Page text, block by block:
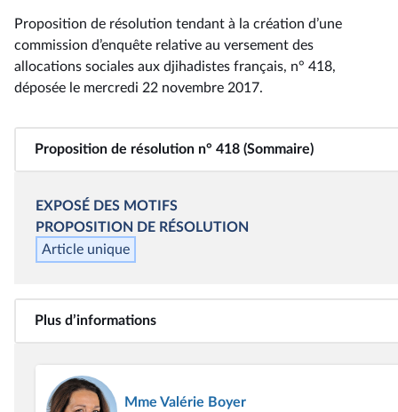
Proposition de résolution tendant à la création d’une
commission d’enquête relative au versement des
allocations sociales aux djihadistes français, n° 418,
déposée le mercredi 22 novembre 2017.
Proposition de résolution n° 418 (Sommaire)
EXPOSÉ DES MOTIFS
PROPOSITION DE RÉSOLUTION
Article unique
Plus d’informations
Mme Valérie Boyer